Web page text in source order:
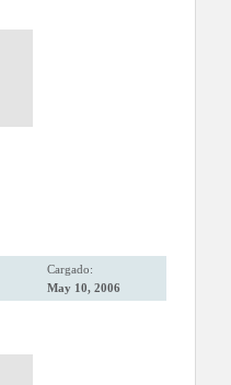
Cargado:
May 10, 2006